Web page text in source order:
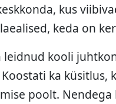
kus
keda on
leidnud kooli
ka küsitlus,
poolt. Nendega